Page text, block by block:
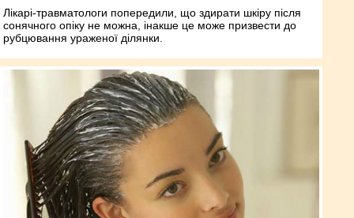
Лікарі-травматологи попередили, що здирати шкіру після
сонячного опіку не можна, інакше це може призвести до
рубцювання ураженої ділянки.